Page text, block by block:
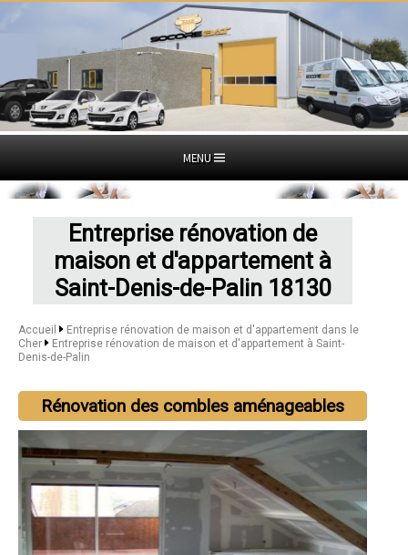
MENU
Entreprise rénovation de
maison et d'appartement à
Saint-Denis-de-Palin 18130
Accueil
Entreprise rénovation de maison et d'appartement dans le
Cher
Entreprise rénovation de maison et d'appartement à Saint-
Denis-de-Palin
Rénovation des combles aménageables